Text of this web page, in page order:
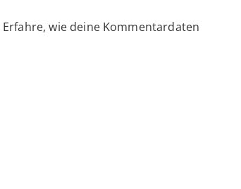
Erfahre, wie deine Kommentardaten